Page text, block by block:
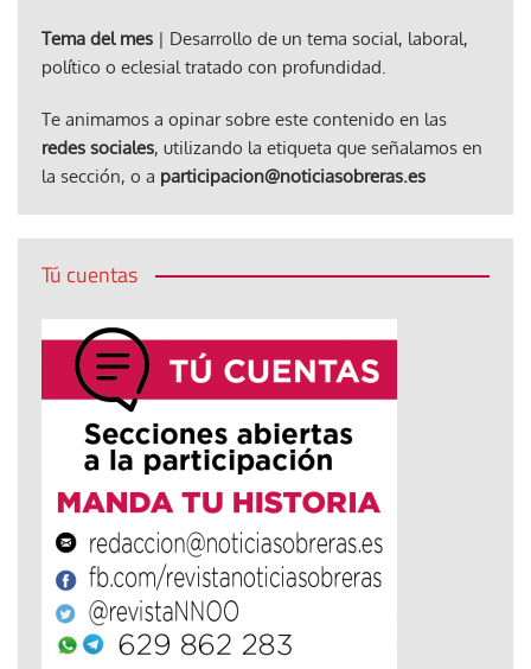
Tema del mes | Desarrollo de un tema social, laboral,
político o eclesial tratado con profundidad.
Te animamos a opinar sobre este contenido en las
redes sociales, utilizando la etiqueta que señalamos en
la sección, o a participacion@noticiasobreras.es
Tú cuentas